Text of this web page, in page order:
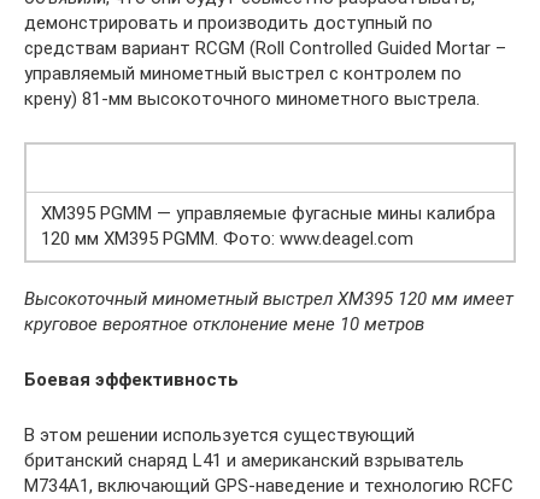
демонстрировать и производить доступный по
средствам вариант RCGM (Roll Controlled Guided Mortar –
управляемый минометный выстрел с контролем по
крену) 81-мм высокоточного минометного выстрела.
XM395 PGMM — управляемые фугасные мины калибра
120 мм XM395 PGMM. Фото: www.deagel.com
Высокоточный минометный выстрел XM395 120 мм имеет
круговое вероятное отклонение мене 10 метров
Боевая эффективность
В этом решении используется существующий
британский снаряд L41 и американский взрыватель
M734A1, включающий GPS-наведение и технологию RCFC